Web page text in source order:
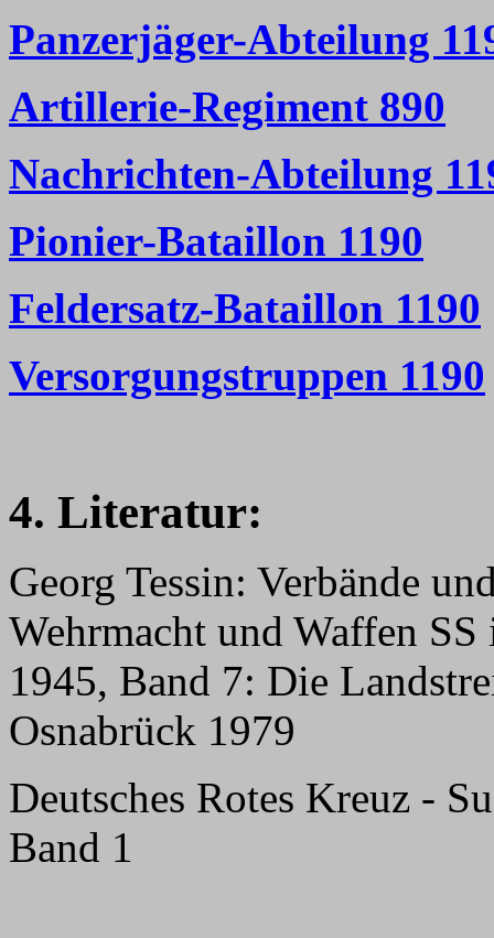
Panzerjäger-Abteilung
Artillerie-Regiment 890
Nachrichten-Abteilung
Pionier-Bataillon 1190
Feldersatz-Bataillon 1190
Versorgungstruppen 1190
4. Literatur:
Georg Tessin: Verbände
Wehrmacht und Waffen
1945, Band 7: Die
Osnabrück 1979
Deutsches Rotes Kreuz -
Band 1